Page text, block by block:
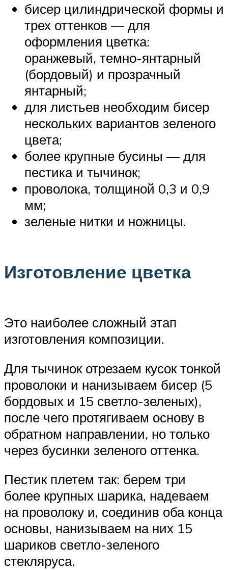
бисер цилиндрической формы и
трех оттенков — для
оформления цветка:
оранжевый, темно-янтарный
(бордовый) и прозрачный
янтарный;
для листьев необходим бисер
нескольких вариантов зеленого
цвета;
более крупные бусины — для
пестика и тычинок;
проволока, толщиной 0,3 и 0,9
мм;
зеленые нитки и ножницы.
Изготовление цветка
Это наиболее сложный этап
изготовления композиции.
Для тычинок отрезаем кусок тонкой
проволоки и нанизываем бисер (5
бордовых и 15 светло-зеленых),
после чего протягиваем основу в
обратном направлении, но только
через бусинки зеленого оттенка.
Пестик плетем так: берем три
более крупных шарика, надеваем
на проволоку и, соединив оба конца
основы, нанизываем на них 15
шариков светло-зеленого
стекляруса.